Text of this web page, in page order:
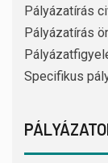
Pályázatírás
Pályázatírás
Specifikus